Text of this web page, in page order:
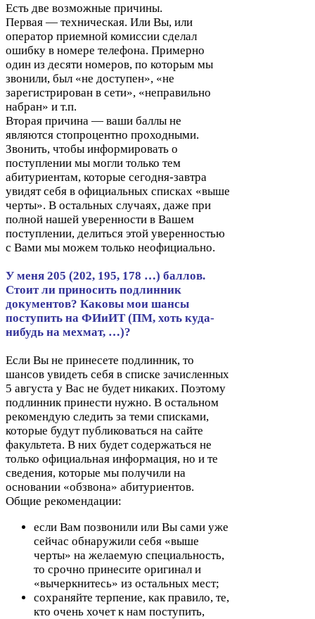
Есть две возможные причины.
Первая — техническая. Или Вы, или
оператор приемной комиссии сделал
ошибку в номере телефона. Примерно
один из десяти номеров, по которым мы
звонили, был «не доступен», «не
зарегистрирован в сети», «неправильно
набран» и т.п.
Вторая причина — ваши баллы не
являются стопроцентно проходными.
Звонить, чтобы информировать о
поступлении мы могли только тем
абитуриентам, которые сегодня-​завтра
увидят себя в официальных списках «выше
черты». В остальных случаях, даже при
полной нашей уверенности в Вашем
поступлении, делиться этой уверенностью
с Вами мы можем только неофициально.
У меня 205 (202, 195, 178 …) баллов.
Стоит ли приносить подлинник
документов? Каковы мои шансы
поступить на ФИиИТ (ПМ, хоть куда-​
нибудь на мехмат, …)?
Если Вы не принесете подлинник, то
шансов увидеть себя в списке зачисленных
5 августа у Вас не будет никаких. Поэтому
подлинник принести нужно. В остальном
рекомендую следить за теми списками,
которые будут публиковаться на сайте
факультета. В них будет содержаться не
только официальная информация, но и те
сведения, которые мы получили на
основании «обзвона» абитуриентов.
Общие рекомендации:
если Вам позвонили или Вы сами уже
сейчас обнаружили себя «выше
черты» на желаемую специальность,
то срочно принесите оригинал и
«вычеркнитесь» из остальных мест;
сохраняйте терпение, как правило, те,
кто очень хочет к нам поступить,